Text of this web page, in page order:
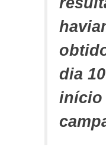
dia
início